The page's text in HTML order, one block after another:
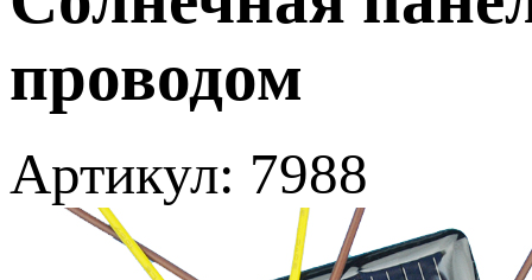
проводом
Артикул: 7988